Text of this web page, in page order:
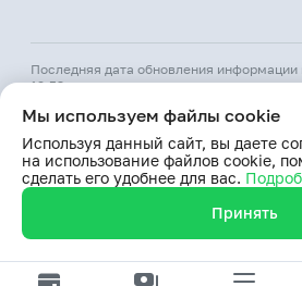
Последняя дата обновления
12:53
© 2026 АКБ «Hamkorbank»
Лицензия № 64 ЦБ РУз от 31 августа 1991
При использовании материалов сайта
www.hamkorbank.uz обязательна
Продолжая пользование сайтом, я
на обработку моих персональных данных
Мы используем файлы cookie
Используя данный сайт, вы даете
на использование файлов cookie,
сделать его удобнее для вас.
Принять